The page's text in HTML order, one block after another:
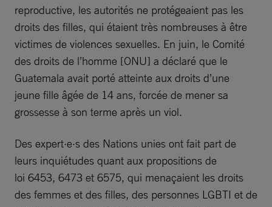
reproductive, les autorités ne protégeaient pas les
droits des filles, qui étaient très nombreuses à être
victimes de violences sexuelles. En juin, le Comité
des droits de l’homme [ONU] a déclaré que le
Guatemala avait porté atteinte aux droits d’une
jeune fille âgée de 14 ans, forcée de mener sa
grossesse à son terme après un viol.
Des expert·e·s des Nations unies ont fait part de
leurs inquiétudes quant aux propositions de
loi 6453, 6473 et 6575, qui menaçaient les droits
des femmes et des filles, des personnes LGBTI et de